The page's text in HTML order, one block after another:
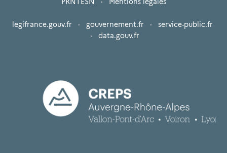
legifrance.gouv.fr · gouvernement.fr · service-public.fr
· data.gouv.fr